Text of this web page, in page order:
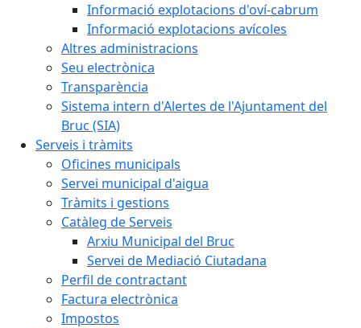
Informació explotacions d'oví-cabrum
Informació explotacions avícoles
Altres administracions
Seu electrònica
Transparència
Sistema intern d'Alertes de l'Ajuntament del
Bruc (SIA)
Serveis i tràmits
Oficines municipals
Servei municipal d'aigua
Tràmits i gestions
Catàleg de Serveis
Arxiu Municipal del Bruc
Servei de Mediació Ciutadana
Perfil de contractant
Factura electrònica
Impostos